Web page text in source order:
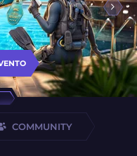
COMMUNITY